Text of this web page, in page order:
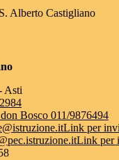
Alberto Castigliano
Asti
Bosco 011/9876494
Link per
Link per